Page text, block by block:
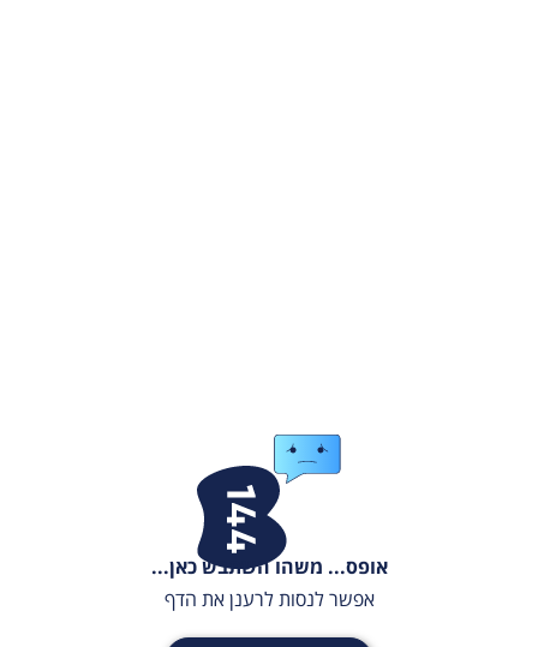
אופס... משהו השתבש כאן...
אפשר לנסות לרענן את הדף